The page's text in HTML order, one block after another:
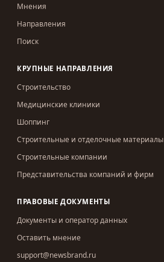
Мнения
Направления
Поиск
КРУПНЫЕ НАПРАВЛЕНИЯ
Строительство
Медицинские клиники
Шоппинг
Строительные и отделочные материалы
Строительные компании
Представительства компаний и фирм
ПРАВОВЫЕ ДОКУМЕНТЫ
Документы и оператор данных
Оставить мнение
support@newsbrand.ru